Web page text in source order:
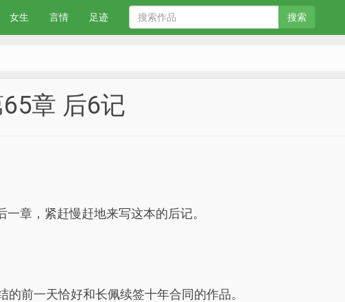
女生 言情 足迹 搜索
章 后6记
章，紧赶慢赶地来写这本的后记。
前一天恰好和长佩续签十年合同的作品。